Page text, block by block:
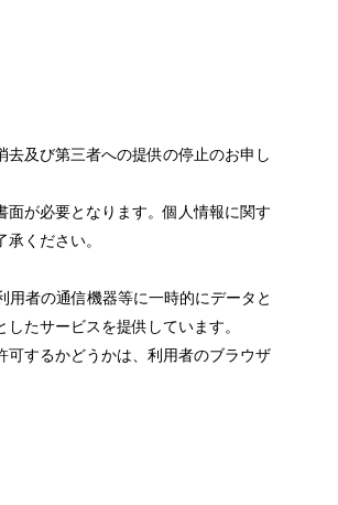
及び第三者への提供の停止のお申し
が必要となります。個人情報に関す
ください。
者の通信機器等に一時的にデータと
たサービスを提供しています。
するかどうかは、利用者のブラウザ